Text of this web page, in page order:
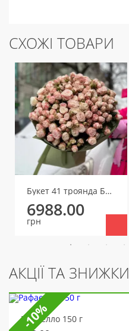
СХОЖІ ТОВАРИ
Букет 41 троянда Бомбастік
6988.00
грн
АКЦІЇ ТА ЗНИЖКИ
Рафаелло 150 г
-10%